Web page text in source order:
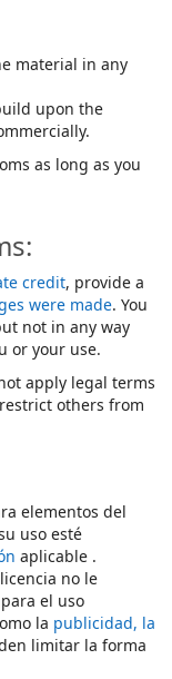
material in any
upon the
as long as you
credit, provide a
were made. You
not in any way
or your use.
apply legal terms
others from
elementos del
uso esté
aplicable .
no le
el uso
la publicidad, la
limitar la forma